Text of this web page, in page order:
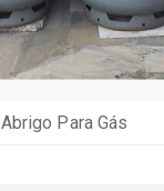
Abrigo Para Gás